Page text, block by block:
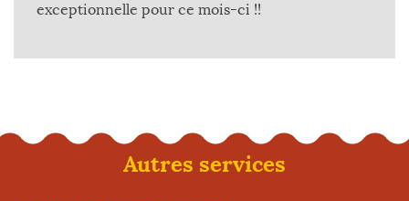
exceptionnelle pour ce mois-ci !!
Autres services